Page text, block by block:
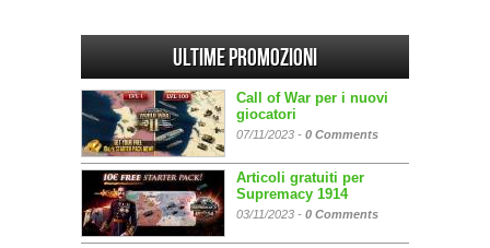
Ultime promozioni
Call of War per i nuovi
giocatori
07/11/2023 - 0 Comments
Articoli gratuiti per
Supremacy 1914
03/11/2023 - 0 Comments